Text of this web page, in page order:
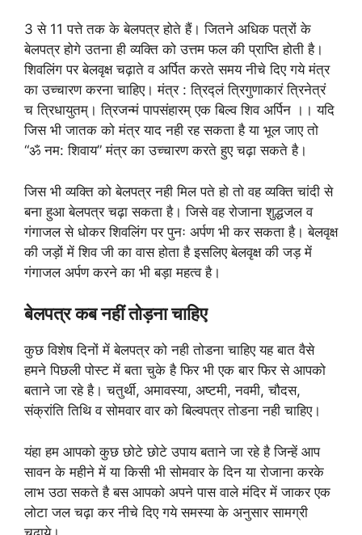
3 से 11 पत्ते तक के बेलपत्र होते हैं। जितने अधिक पत्रों के
बेलपत्र होगे उतना ही व्यक्ति को उत्तम फल की प्राप्ति होती है।
शिवलिंग पर बेलवृक्ष चढ़ाते व अर्पित करते समय नीचे दिए गये मंत्र
का उच्चारण करना चाहिए। मंत्र : त्रिद्लं त्रिगुणाकारं त्रिनेत्रं
च त्रिधायुतम्। त्रिजन्मं पापसंहारम् एक बिल्व शिव अर्पिन ।। यदि
जिस भी जातक को मंत्र याद नही रह सकता है या भूल जाए तो
“ॐ नम: शिवाय” मंत्र का उच्चारण करते हुए चढ़ा सकते है।
जिस भी व्यक्ति को बेलपत्र नही मिल पते हो तो वह व्यक्ति चांदी से
बना हुआ बेलपत्र चढ़ा सकता है। जिसे वह रोजाना शुद्धजल व
गंगाजल से धोकर शिवलिंग पर पुनः अर्पण भी कर सकता है। बेलवृक्ष
की जड़ों में शिव जी का वास होता है इसलिए बेलवृक्ष की जड़ में
गंगाजल अर्पण करने का भी बड़ा महत्व है।
बेलपत्र कब नहीं तोड़ना चाहिए
कुछ विशेष दिनों में बेलपत्र को नही तोडना चाहिए यह बात वैसे
हमने पिछली पोस्ट में बता चुके है फिर भी एक बार फिर से आपको
बताने जा रहे है। चतुर्थी, अमावस्या, अष्टमी, नवमी, चौदस,
संक्रांति तिथि व सोमवार वार को बिल्वपत्र तोडना नही चाहिए।
यंहा हम आपको कुछ छोटे छोटे उपाय बताने जा रहे है जिन्हें आप
सावन के महीने में या किसी भी सोमवार के दिन या रोजाना करके
लाभ उठा सकते है बस आपको अपने पास वाले मंदिर में जाकर एक
लोटा जल चढ़ा कर नीचे दिए गये समस्या के अनुसार सामग्री